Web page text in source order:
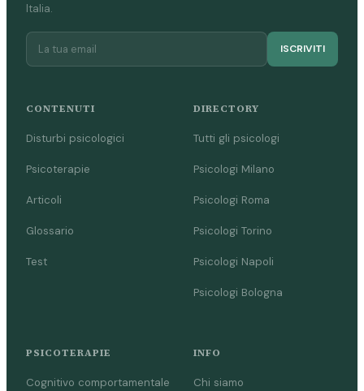
Italia.
ISCRIVITI
CONTENUTI
Disturbi psicologici
Psicoterapie
Articoli
Glossario
Test
DIRECTORY
Tutti gli psicologi
Psicologi Milano
Psicologi Roma
Psicologi Torino
Psicologi Napoli
Psicologi Bologna
PSICOTERAPIE
Cognitivo comportamentale
INFO
Chi siamo